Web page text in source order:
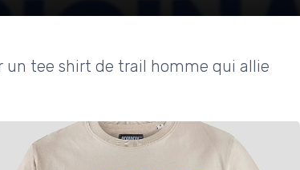
un tee shirt de trail homme qui allie